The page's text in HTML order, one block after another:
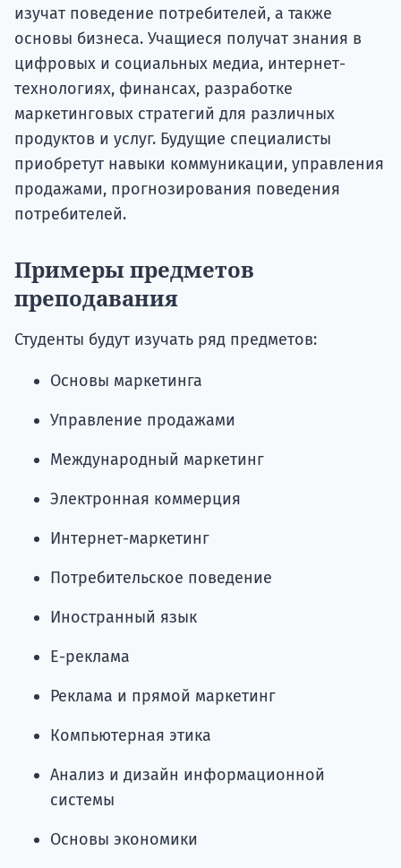
изучат поведение потребителей, а также
основы бизнеса. Учащиеся получат знания в
цифровых и социальных медиа, интернет-
технологиях, финансах, разработке
маркетинговых стратегий для различных
продуктов и услуг. Будущие специалисты
приобретут навыки коммуникации, управления
продажами, прогнозирования поведения
потребителей.
Примеры предметов
преподавания
Студенты будут изучать ряд предметов:
Основы маркетинга
Управление продажами
Международный маркетинг
Электронная коммерция
Интернет-маркетинг
Потребительское поведение
Иностранный язык
E-реклама
Реклама и прямой маркетинг
Компьютерная этика
Анализ и дизайн информационной
системы
Основы экономики